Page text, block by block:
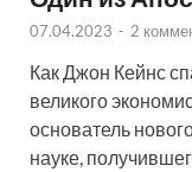
07.04.2023 - 2
Как Джон Кейнс
великого
основатель
науке,